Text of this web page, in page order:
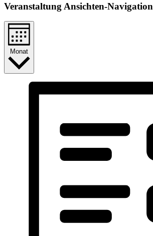
Veranstaltung Ansichten-Navigation
Monat